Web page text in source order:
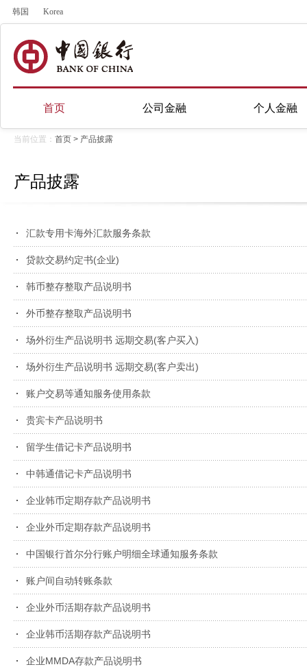
韩国 Korea
首页 公司金融 个人金融
当前位置： 首页 > 产品披露
产品披露
汇款专用卡海外汇款服务条款
贷款交易约定书(企业)
韩币整存整取产品说明书
外币整存整取产品说明书
场外衍生产品说明书 远期交易(客户买入)
场外衍生产品说明书 远期交易(客户卖出)
账户交易等通知服务使用条款
贵宾卡产品说明书
留学生借记卡产品说明书
中韩通借记卡产品说明书
企业韩币定期存款产品说明书
企业外币定期存款产品说明书
中国银行首尔分行账户明细全球通知服务条款
账户间自动转账条款
企业外币活期存款产品说明书
企业韩币活期存款产品说明书
企业MMDA存款产品说明书